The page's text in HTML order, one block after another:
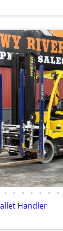
• • • • • • •
Handler